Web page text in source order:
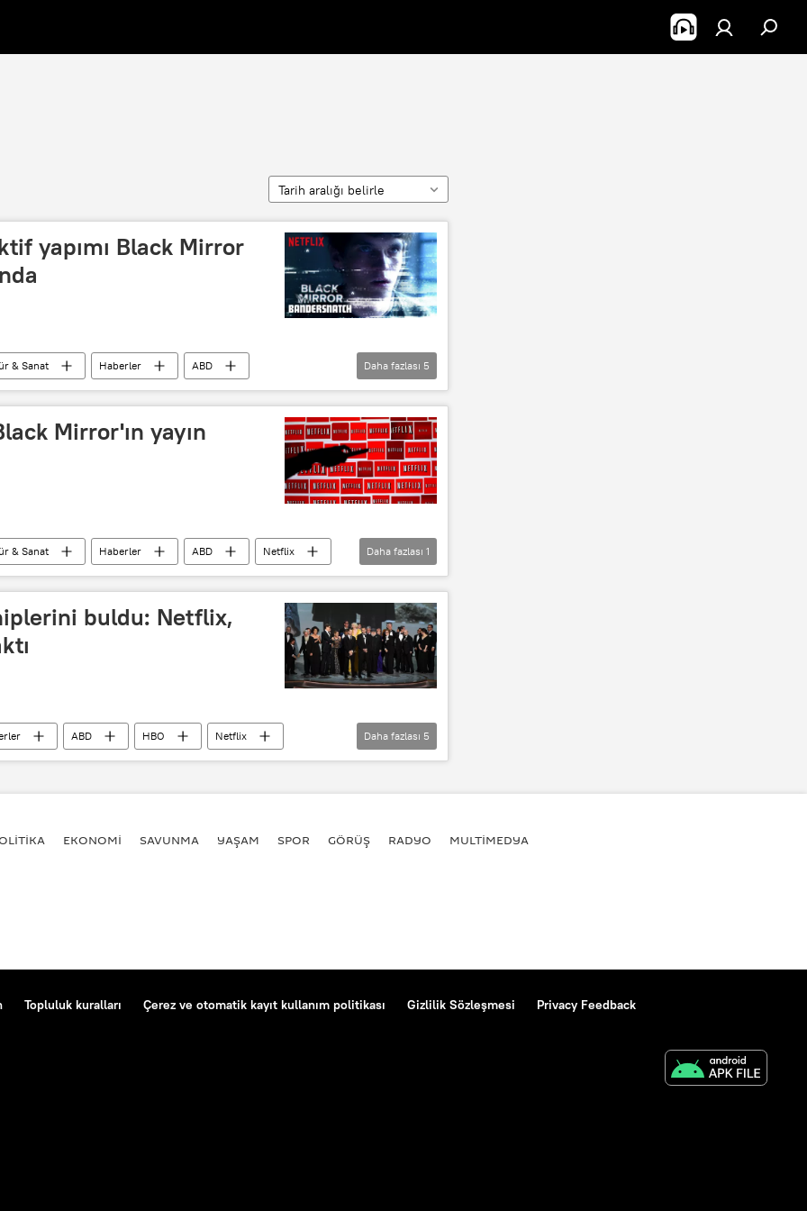
Tarih aralığı belirle
yapımı Black Mirror
& Sanat Haberler
ABD
Netflix
Variety
Daha fazlası 5
Mirror'ın yayın
& Sanat Haberler ABD
Netflix
Daha fazlası 1
buldu: Netflix,
ABD HBO
Netflix
The Crown Bill Hader Barry
Daha fazlası 5
EKONOMİ SAVUNMA YAŞAM SPOR GÖRÜŞ RADYO MULTİMEDYA
Topluluk kuralları Çerez ve otomatik kayıt kullanım politikası Gizlilik Sözleşmesi Privacy Feedback